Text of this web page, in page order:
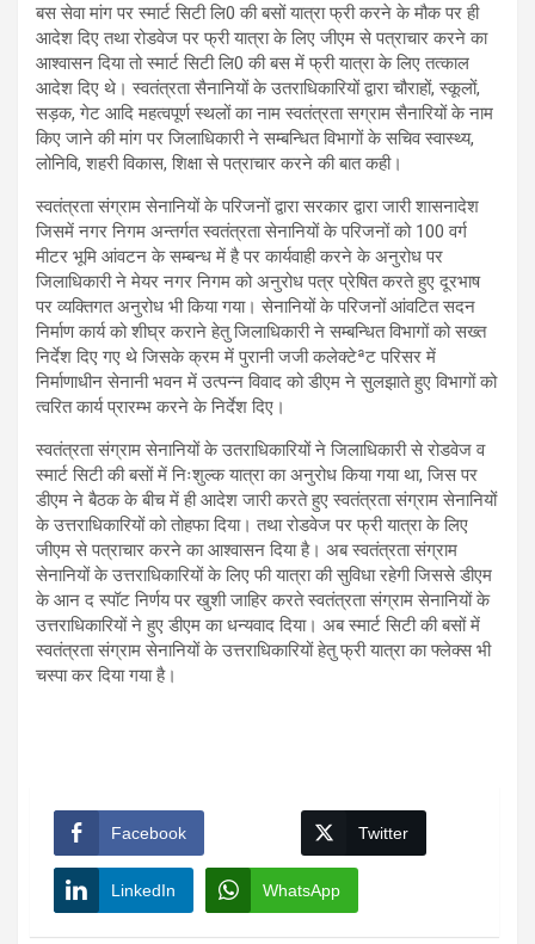
बस सेवा मांग पर स्मार्ट सिटी लि0 की बसों यात्रा फ्री करने के मौक पर ही
आदेश दिए तथा रोडवेज पर फ्री यात्रा के लिए जीएम से पत्राचार करने का
आश्वासन दिया तो स्मार्ट सिटी लि0 की बस में फ्री यात्रा के लिए तत्काल
आदेश दिए थे। स्वतंत्रता सैनानियों के उतराधिकारियों द्वारा चौराहों, स्कूलों,
सड़क, गेट आदि महत्वपूर्ण स्थलों का नाम स्वतंत्रता सग्राम सैनारियों के नाम
किए जाने की मांग पर जिलाधिकारी ने सम्बन्धित विभागों के सचिव स्वास्थ्य,
लोनिवि, शहरी विकास, शिक्षा से पत्राचार करने की बात कही।
स्वतंत्रता संग्राम सेनानियों के परिजनों द्वारा सरकार द्वारा जारी शासनादेश
जिसमें नगर निगम अन्तर्गत स्वतंत्रता सेनानियों के परिजनों को 100 वर्ग
मीटर भूमि आंवटन के सम्बन्ध में है पर कार्यवाही करने के अनुरोध पर
जिलाधिकारी ने मेयर नगर निगम को अनुरोध पत्र प्रेषित करते हुए दूरभाष
पर व्यक्तिगत अनुरोध भी किया गया। सेनानियों के परिजनों आंवटित सदन
निर्माण कार्य को शीघ्र कराने हेतु जिलाधिकारी ने सम्बन्धित विभागों को सख्त
निर्देश दिए गए थे जिसके क्रम में पुरानी जजी कलेक्टेªट परिसर में
निर्माणाधीन सेनानी भवन में उत्पन्न विवाद को डीएम ने सुलझाते हुए विभागों को
त्वरित कार्य प्रारम्भ करने के निर्देश दिए।
स्वतंत्रता संग्राम सेनानियों के उतराधिकारियों ने जिलाधिकारी से रोडवेज व
स्मार्ट सिटी की बसों में निःशुल्क यात्रा का अनुरोध किया गया था, जिस पर
डीएम ने बैठक के बीच में ही आदेश जारी करते हुए स्वतंत्रता संग्राम सेनानियों
के उत्तराधिकारियों को तोहफा दिया। तथा रोडवेज पर फ्री यात्रा के लिए
जीएम से पत्राचार करने का आश्वासन दिया है। अब स्वतंत्रता संग्राम
सेनानियों के उत्तराधिकारियों के लिए फी यात्रा की सुविधा रहेगी जिससे डीएम
के आन द स्पॉट निर्णय पर खुशी जाहिर करते स्वतंत्रता संग्राम सेनानियों के
उत्तराधिकारियों ने हुए डीएम का धन्यवाद दिया। अब स्मार्ट सिटी की बसों में
स्वतंत्रता संग्राम सेनानियों के उत्तराधिकारियों हेतु फ्री यात्रा का फ्लेक्स भी
चस्पा कर दिया गया है।
Facebook Twitter
LinkedIn WhatsApp